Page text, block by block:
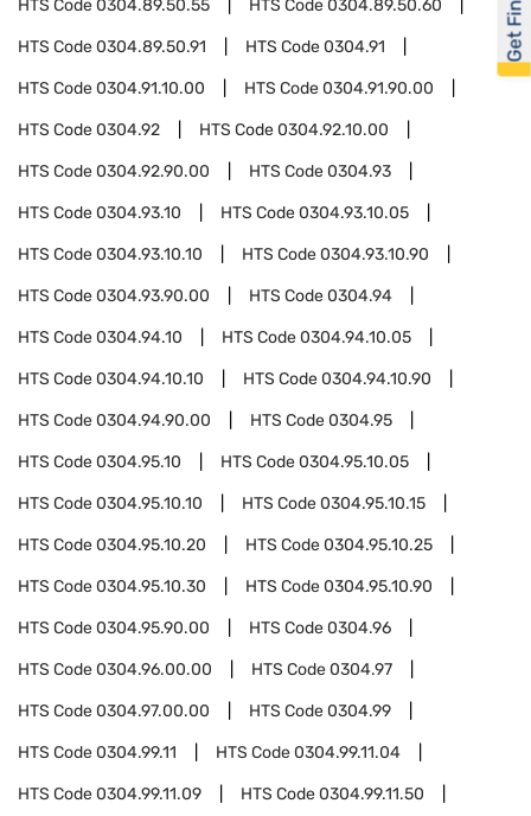
HTS Code0304.89.50.55 HTS Code0304.89.50.60
HTS Code0304.89.50.91 HTS Code0304.91
HTS Code0304.91.10.00 HTS Code0304.91.90.00
HTS Code0304.92 HTS Code0304.92.10.00
HTS Code0304.92.90.00 HTS Code0304.93
HTS Code0304.93.10 HTS Code0304.93.10.05
HTS Code0304.93.10.10 HTS Code0304.93.10.90
HTS Code0304.93.90.00 HTS Code0304.94
HTS Code0304.94.10 HTS Code0304.94.10.05
HTS Code0304.94.10.10 HTS Code0304.94.10.90
HTS Code0304.94.90.00 HTS Code0304.95
HTS Code0304.95.10 HTS Code0304.95.10.05
HTS Code0304.95.10.10 HTS Code0304.95.10.15
HTS Code0304.95.10.20 HTS Code0304.95.10.25
HTS Code0304.95.10.30 HTS Code0304.95.10.90
HTS Code0304.95.90.00 HTS Code0304.96
HTS Code0304.96.00.00 HTS Code0304.97
HTS Code0304.97.00.00 HTS Code0304.99
HTS Code0304.99.11 HTS Code0304.99.11.04
HTS Code0304.99.11.09 HTS Code0304.99.11.50